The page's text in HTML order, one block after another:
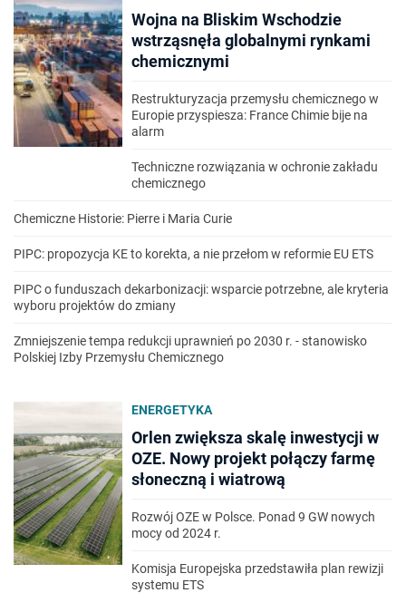
Wojna na Bliskim Wschodzie
wstrząsnęła globalnymi rynkami
chemicznymi
Restrukturyzacja przemysłu chemicznego w
Europie przyspiesza: France Chimie bije na
alarm
Techniczne rozwiązania w ochronie zakładu
chemicznego
Chemiczne Historie: Pierre i Maria Curie
PIPC: propozycja KE to korekta, a nie przełom w reformie EU ETS
PIPC o funduszach dekarbonizacji: wsparcie potrzebne, ale kryteria
wyboru projektów do zmiany
Zmniejszenie tempa redukcji uprawnień po 2030 r. - stanowisko
Polskiej Izby Przemysłu Chemicznego
ENERGETYKA
Orlen zwiększa skalę inwestycji w
OZE. Nowy projekt połączy farmę
słoneczną i wiatrową
Rozwój OZE w Polsce. Ponad 9 GW nowych
mocy od 2024 r.
Komisja Europejska przedstawiła plan rewizji
systemu ETS